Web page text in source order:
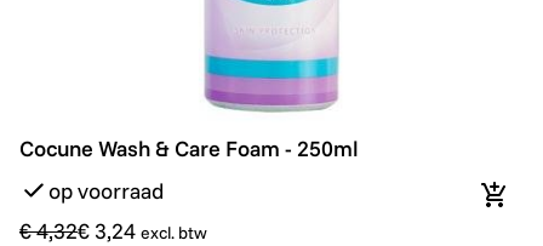
Cocune Wash & Care Foam - 250ml
Cocune Wash & Care Foam - 250ml
op voorraad
€ 4,32€ 3,24 excl. btw
In